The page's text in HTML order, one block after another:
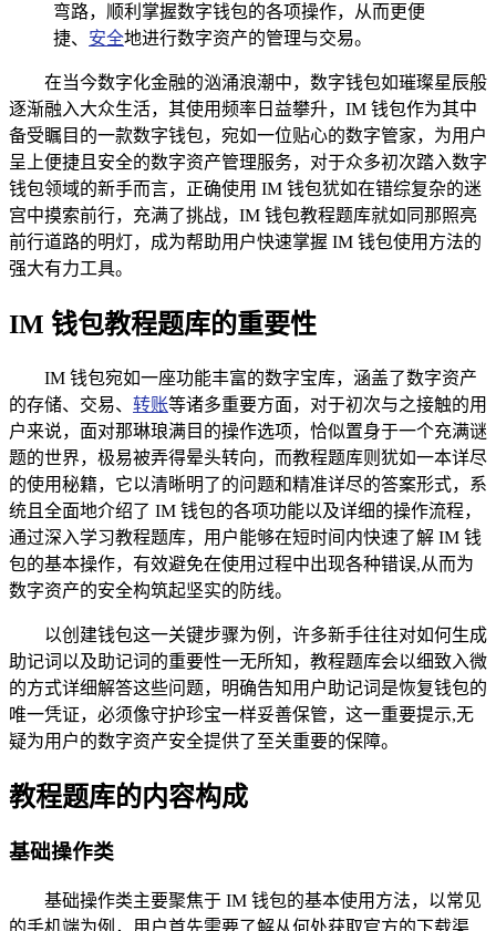
弯路，顺利掌握数字钱包的各项操作，从而更便
捷、 安全地进行数字资产的管理与交易。
在当今数字化金融的汹涌浪潮中，数字钱包如璀璨星辰般
逐渐融入大众生活，其使用频率日益攀升，IM 钱包作为其中
备受瞩目的一款数字钱包，宛如一位贴心的数字管家，为用户
呈上便捷且安全的数字资产管理服务，对于众多初次踏入数字
钱包领域的新手而言，正确使用 IM 钱包犹如在错综复杂的迷
宫中摸索前行，充满了挑战，IM 钱包教程题库就如同那照亮
前行道路的明灯，成为帮助用户快速掌握 IM 钱包使用方法的
强大有力工具。
IM 钱包教程题库的重要性
IM 钱包宛如一座功能丰富的数字宝库，涵盖了数字资产
的存储、交易、 转账等诸多重要方面，对于初次与之接触的用
户来说，面对那琳琅满目的操作选项，恰似置身于一个充满谜
题的世界，极易被弄得晕头转向，而教程题库则犹如一本详尽
的使用秘籍，它以清晰明了的问题和精准详尽的答案形式，系
统且全面地介绍了 IM 钱包的各项功能以及详细的操作流程，
通过深入学习教程题库，用户能够在短时间内快速了解 IM 钱
包的基本操作，有效避免在使用过程中出现各种错误,从而为
数字资产的安全构筑起坚实的防线。
以创建钱包这一关键步骤为例，许多新手往往对如何生成
助记词以及助记词的重要性一无所知，教程题库会以细致入微
的方式详细解答这些问题，明确告知用户助记词是恢复钱包的
唯一凭证，必须像守护珍宝一样妥善保管，这一重要提示,无
疑为用户的数字资产安全提供了至关重要的保障。
教程题库的内容构成
基础操作类
基础操作类主要聚焦于 IM 钱包的基本使用方法，以常见